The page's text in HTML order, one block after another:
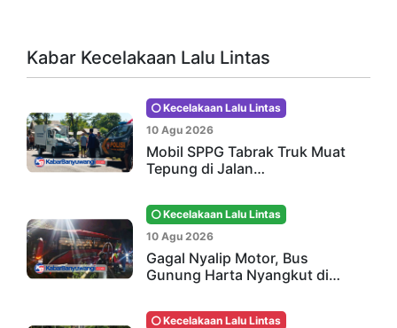
Kabar Kecelakaan Lalu Lintas
Kecelakaan Lalu Lintas
10 Agu 2026
Mobil SPPG Tabrak Truk Muat
Tepung di Jalan…
Kecelakaan Lalu Lintas
10 Agu 2026
Gagal Nyalip Motor, Bus
Gunung Harta Nyangkut di…
Kecelakaan Lalu Lintas